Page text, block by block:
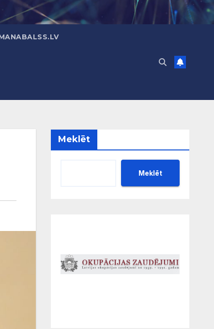
Meklēt
Meklēt